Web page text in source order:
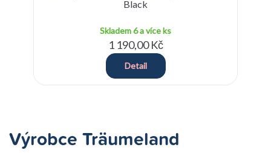
Black
Skladem6 a více ks
1 190,00 Kč
Detail
Výrobce Träumeland